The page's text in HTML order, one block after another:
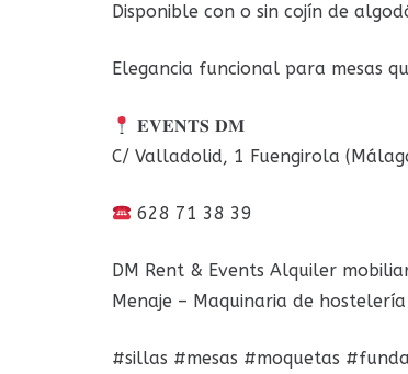
Disponible con o sin cojín de
Elegancia funcional para mesas
𝐄𝐕𝐄𝐍𝐓𝐒 𝐃𝐌
C/ Valladolid, 1 Fuengirola
628 71 38 39
DM Rent & Events Alquiler
Menaje – Maquinaria de
#sillas #mesas #moquetas